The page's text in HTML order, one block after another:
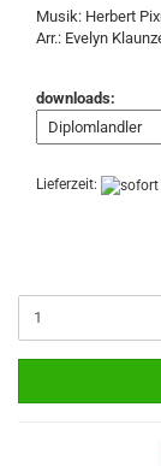
Musik: Herbert
Arr.: Evelyn
downloads:
Lieferzeit: